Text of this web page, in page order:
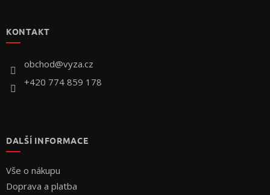
KONTAKT
obchod@vyza.cz
+420 774 859 178
DALŠÍ INFORMACE
Vše o nákupu
Doprava a platba